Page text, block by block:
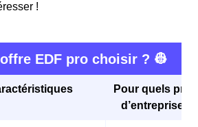
!
EDF pro choisir ? 👷
Pour quels
d’entreprises